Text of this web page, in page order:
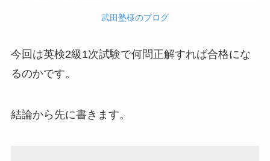
武田塾様のブログ
今回は英検2級1次試験で何問正解すれば合格にな
るのかです。
結論から先に書きます。